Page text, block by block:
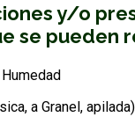
y/o
se pueden
a Granel, apilada)